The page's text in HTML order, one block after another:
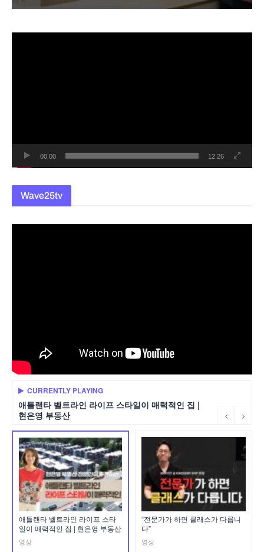
00:00 12:26
Wave25tv
CURRENTLY PLAYING
애틀랜타 벨트라인 라이프 스타일이 매력적인 집 |
현은영 부동산
애틀랜타 벨트라인 라이프 스타
일이 매력적인 집 | 현은영 부동산
영상
“전문가가 하면 클래스가 다릅니
다”
영상